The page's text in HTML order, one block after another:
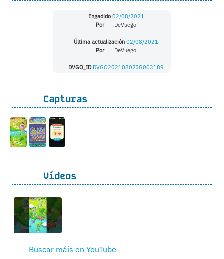
Engadido 02/08/2021
Por
DeVuego
Última actualización 02/08/2021
Por
DeVuego
DVGO_ID DVGO20210802JG003189
Capturas
Vídeos
Buscar máis en YouTube